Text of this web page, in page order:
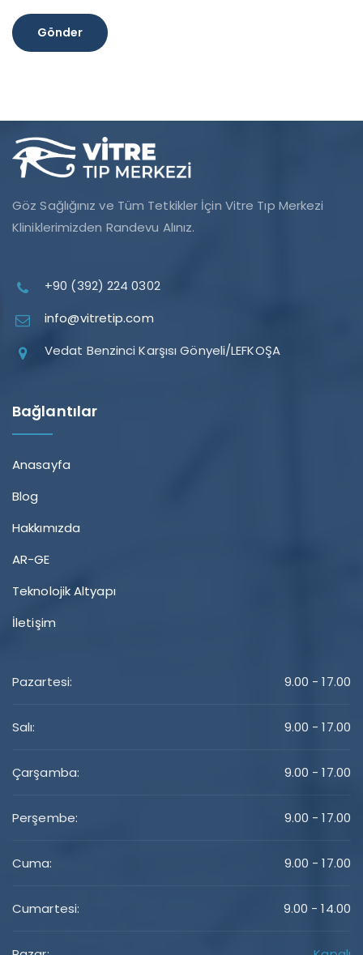
Göz Sağlığınız ve Tüm Tetkikler İçin Vitre Tıp Merkezi
Kliniklerimizden Randevu Alınız.
+90 (392) 224 0302
info@vitretip.com
Vedat Benzinci Karşısı Gönyeli/LEFKOŞA
Bağlantılar
Anasayfa
Blog
Hakkımızda
AR-GE
Teknolojik Altyapı
İletişim
Pazartesi: 9.00 - 17.00
Salı: 9.00 - 17.00
Çarşamba: 9.00 - 17.00
Perşembe: 9.00 - 17.00
Cuma: 9.00 - 17.00
Cumartesi: 9.00 - 14.00